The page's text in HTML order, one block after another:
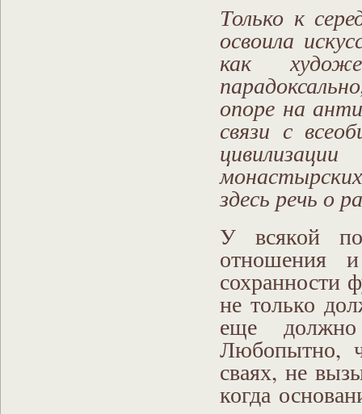
Только к
освоила
как
опоре на
связи с
здесь речь о
У всякой
отношения
сохранности
не только
еще
Любопытно,
сваях, не
когда